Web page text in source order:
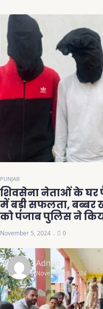
PUNJAB
शिवसेना नेताओं के
में बड़ी सफलता, बब्बर
को पंजाब पुलिस ने
November 5, 2024 0
Admin
November 6, 2024